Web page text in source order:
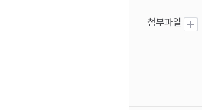
첨부파일